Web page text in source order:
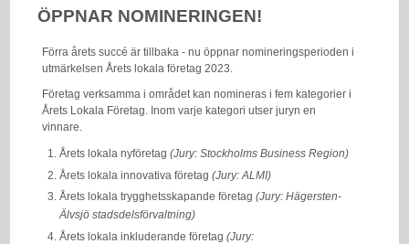
ÖPPNAR NOMINERINGEN!
Förra årets succé är tillbaka - nu öppnar nomineringsperioden i
utmärkelsen Årets lokala företag 2023.
Företag verksamma i området kan nomineras i fem kategorier i
Årets Lokala Företag. Inom varje kategori utser juryn en
vinnare.
Årets lokala nyföretag(Jury: Stockholms Business Region)
Årets lokala innovativa företag(Jury: ALMI)
Årets lokala trygghetsskapande företag(Jury: Hägersten-
Älvsjö stadsdelsförvaltning)
Årets lokala inkluderande företag(Jury: